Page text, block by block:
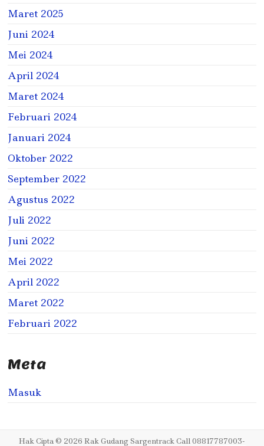
Maret 2025
Juni 2024
Mei 2024
April 2024
Maret 2024
Februari 2024
Januari 2024
Oktober 2022
September 2022
Agustus 2022
Juli 2022
Juni 2022
Mei 2022
April 2022
Maret 2022
Februari 2022
Meta
Masuk
Hak Cipta © 2026Rak Gudang Sargentrack Call 08817787003-